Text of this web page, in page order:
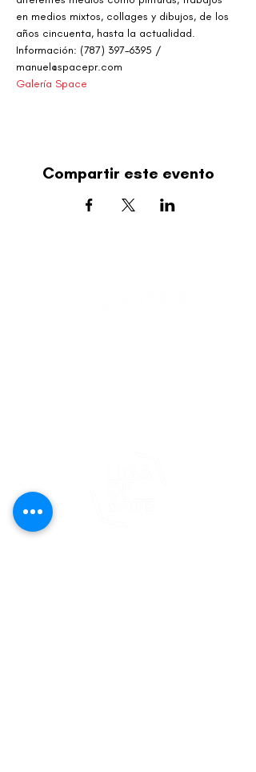
en medios mixtos, collages y dibujos, de los
años cincuenta, hasta la actualidad.
Información: (787) 397-6395 /
manuel@spacepr.com
Galería Space
Compartir este evento